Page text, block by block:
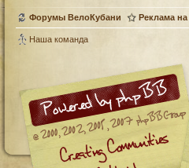
Форумы ВелоКубани Реклама на
Наша команда